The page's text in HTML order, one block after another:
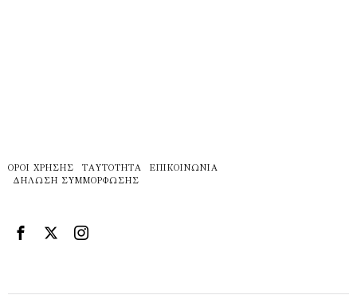
ΌΡΟΙ ΧΡΉΣΗΣ ΤΑΥΤΌΤΗΤΑ
ΕΠΙΚΟΙΝΩΝΊΑ
ΔΉΛΩΣΗ ΣΥΜΜΌΡΦΩΣΗΣ